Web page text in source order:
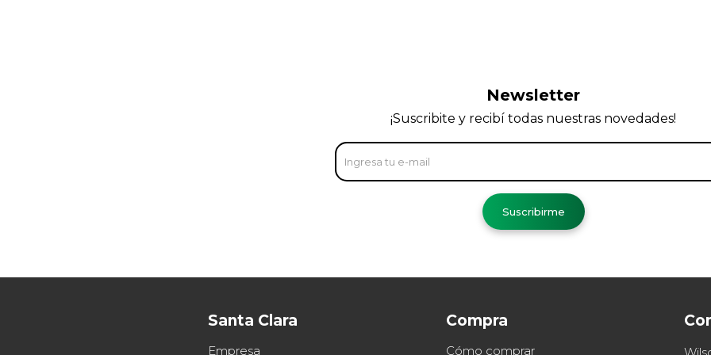
Santa Clara
Empresa
Compra
Cómo comprar
Newsletter
¡Suscribite y recibí todas nuestras novedades!
Suscribirme